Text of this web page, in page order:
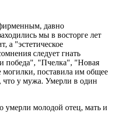
давно
мы в восторге лет
а "эстетическое
следует гнать
победа", "Пчелка", "Новая
могилки, поставила им общее
что у мужа. Умерли в один
умерли молодой отец, мать и